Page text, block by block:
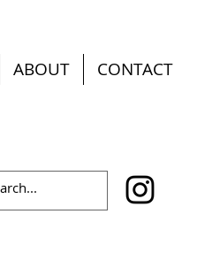
ABOUT CONTACT